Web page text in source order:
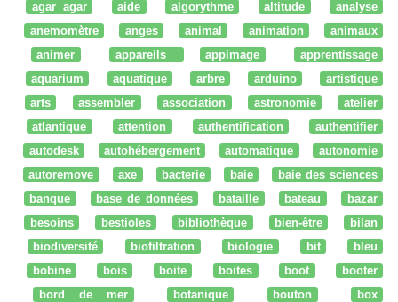
agar agar
aide algorythme altitude
analyse
anemomètre
anges animal animation
animaux
animer
appareils appimage
apprentissage
aquarium
aquatique arbre arduino
artistique
arts
assembler association astronomie
atelier
atlantique
attention authentification
authentifier
autodesk
autohébergement automatique
autonomie
autoremove
axe bacterie baie
baie des sciences
banque
base de données bataille bateau
bazar
besoins
bestioles bibliothèque bien-être
bilan
biodiversité
biofiltration biologie bit
bleu
bobine
bois boite boites boot
booter
bord de mer
botanique bouton
box